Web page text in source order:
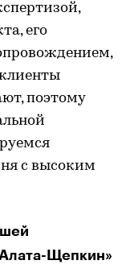
его
поэтому
с высоким
Щепкин»